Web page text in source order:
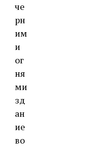
че
рн
им
и
ог
ня
ми
зд
ан
ие
во